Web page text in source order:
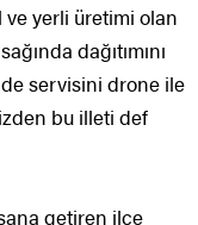
ve yerli üretimi olan
dağıtımını
servisini drone ile
bu illeti def
getiren ilçe